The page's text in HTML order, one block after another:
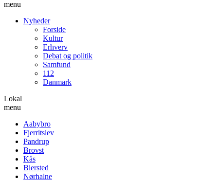
menu
Nyheder
Forside
Kultur
Erhverv
Debat og politik
Samfund
112
Danmark
Lokal
menu
Aabybro
Fjerritslev
Pandrup
Brovst
Kås
Biersted
Nørhalne